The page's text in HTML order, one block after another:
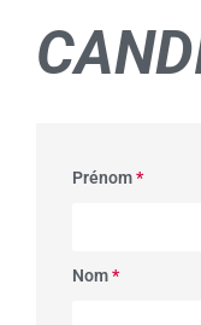
Prénom*
Nom*